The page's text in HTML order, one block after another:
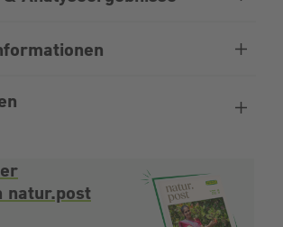
natur.post